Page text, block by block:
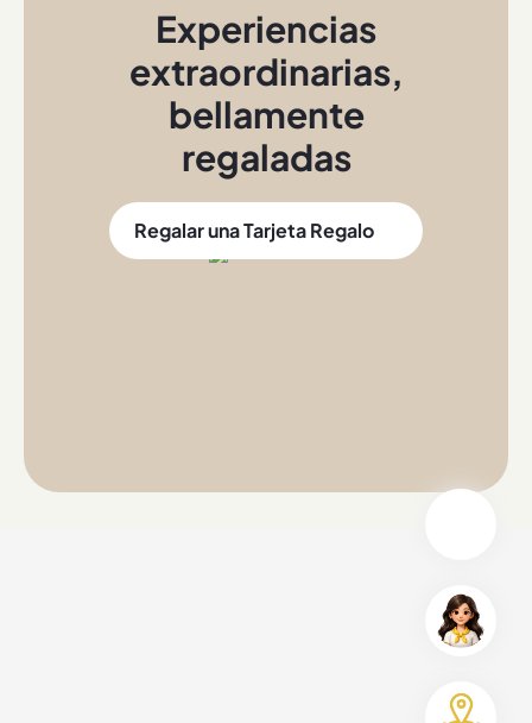
Experiencias
extraordinarias,
bellamente
regaladas
Regalar una Tarjeta Regalo